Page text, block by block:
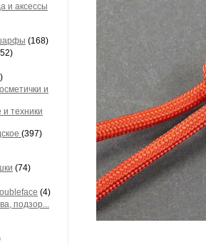
и аксессы
(168)
и
техники
(397)
(74)
(4)
подзор...